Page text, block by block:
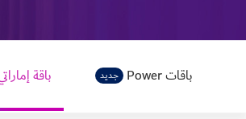
باقات Power جديد باقة